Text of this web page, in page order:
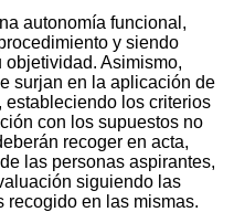
autonomía funcional,
y siendo
Asimismo,
surjan en la aplicación de
estableciendo los criterios
con los supuestos no
recoger en acta,
las personas aspirantes,
siguiendo las
recogido en las mismas.